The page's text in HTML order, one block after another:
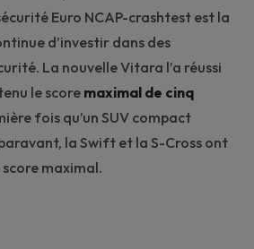
Euro NCAP-crashtest est la
d’investir dans des
La nouvelle Vitara l’a réussi
le score maximal de cinq
fois qu’un SUV compact
la Swift et la S-Cross ont
maximal.